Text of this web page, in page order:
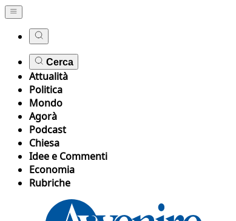
Cerca
Attualità
Politica
Mondo
Agorà
Podcast
Chiesa
Idee e Commenti
Economia
Rubriche